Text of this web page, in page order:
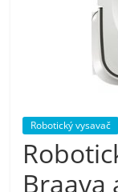
Robotický vysavač
Braava